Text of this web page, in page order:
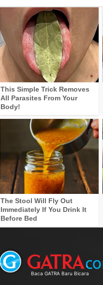
This Simple Trick Removes
All Parasites From Your
Body!
The Stool Will Fly Out
Immediately If You Drink It
Before Bed
Baca GATRA Baru Bicara